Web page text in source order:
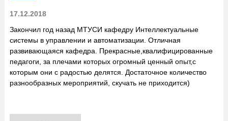
17.12.2018
Закончил год назад МТУСИ кафедру Интеллектуальные
системы в управлении и автоматизации. Отличная
развивающаяся кафедра. Прекрасные,квалифицированные
педагоги, за плечами которых огромный ценный опыт,с
которым они с радостью делятся. Достаточное количество
разнообразных мероприятий, скучать не приходится)